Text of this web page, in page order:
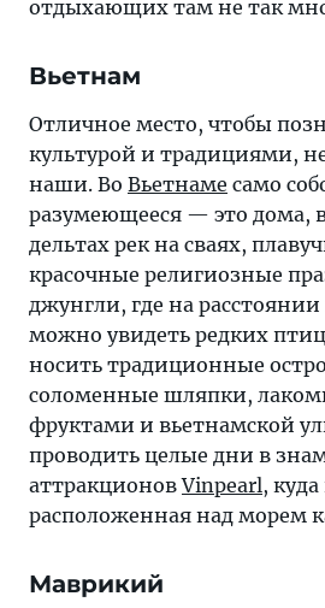
отдыхающих там не так
Вьетнам
Отличное место, чтобы
культурой и традициями,
наши. Во Вьетнаме само
разумеющееся — это дома,
дельтах рек на сваях,
красочные религиозные
джунгли, где на
можно увидеть редких
носить традиционные
соломенные шляпки,
фруктами и вьетнамской
проводить целые дни в
аттракционовVinpearl,
расположенная над морем
Маврикий